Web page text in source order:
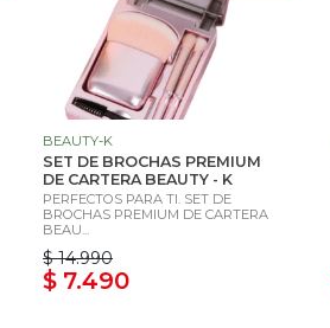
BEAUTY-K
SET DE BROCHAS PREMIUM
DE CARTERA BEAUTY - K
PERFECTOS PARA TI. SET DE
BROCHAS PREMIUM DE CARTERA
BEAU...
$ 14.990
$ 7.490